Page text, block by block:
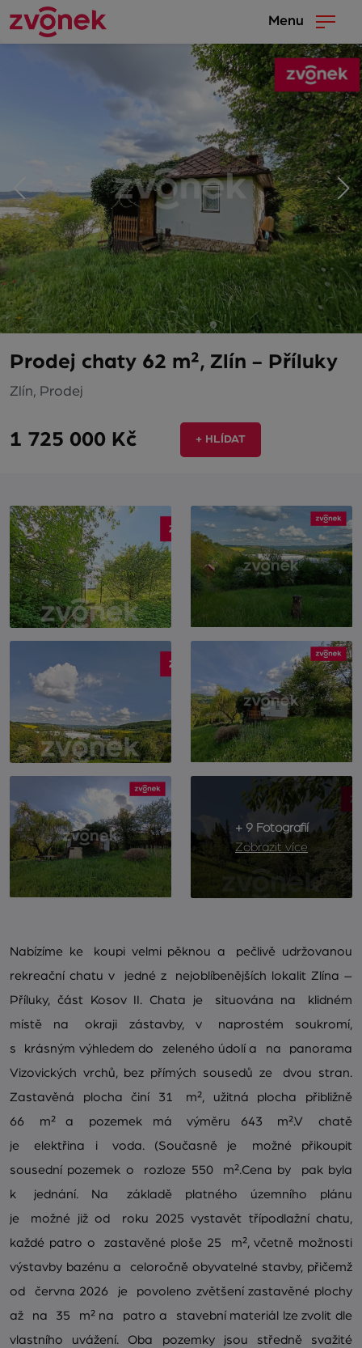
Menu
Prodej chaty 62 m², Zlín - Příluky
Zlín, Prodej
1 725 000 Kč + HLÍDAT
+ 9 Fotografií
Zobrazit více
Nabízíme ke koupi velmi pěknou a pečlivě udržovanou
rekreační chatu v jedné z nejoblíbenějších lokalit Zlína –
Příluky, část Kosov II. Chata je situována na klidném
místě na okraji zástavby, v naprostém soukromí,
s krásným výhledem do zeleného údolí a na panorama
Vizovických vrchů, bez přímých sousedů ze dvou stran.
Zastavěná plocha činí 31 m², užitná plocha přibližně
66 m² a pozemek má výměru 643 m².V chatě
je elektřina i voda. (Současně je možné přikoupit
sousední pozemek o rozloze 550 m².Cena by pak byla
k jednání. Na základě platného územního plánu
je možné již od roku 2025 vystavět třípodlažní chatu,
každé patro o zastavěné ploše 25 m², včetně možnosti
výstavby bazénu a celoročně obyvatelné stavby, přičemž
od června 2026 je povoleno zvětšení zastavěné plochy
až na 35 m² na patro a stavební materiál lze zvolit dle
vlastního uvážení. Oba pozemky jsou středně svažité